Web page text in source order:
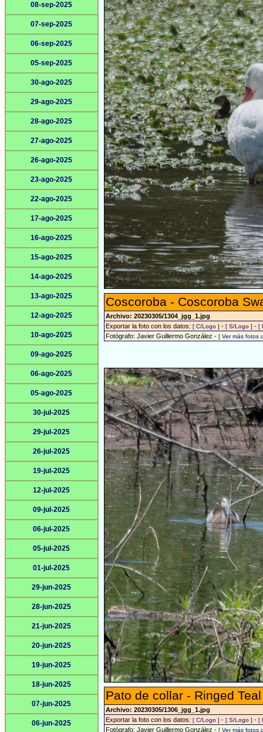
08-sep-2025
07-sep-2025
06-sep-2025
05-sep-2025
30-ago-2025
29-ago-2025
28-ago-2025
27-ago-2025
26-ago-2025
23-ago-2025
22-ago-2025
17-ago-2025
16-ago-2025
15-ago-2025
14-ago-2025
13-ago-2025
12-ago-2025
10-ago-2025
09-ago-2025
06-ago-2025
05-ago-2025
30-jul-2025
29-jul-2025
26-jul-2025
19-jul-2025
12-jul-2025
09-jul-2025
06-jul-2025
05-jul-2025
01-jul-2025
29-jun-2025
28-jun-2025
21-jun-2025
20-jun-2025
19-jun-2025
18-jun-2025
07-jun-2025
06-jun-2025
Coscoroba - Coscoroba
Archivo: 20230305/1304_jgg_1.jpg
Exportar la foto con los datos: [ C/Logo ] - [ S/Logo ] - [
Fotógrafo: Javier Guillermo González - [ Ver más fotos
Pato de collar - Ringed
Archivo: 20230305/1306_jgg_1.jpg
Exportar la foto con los datos: [ C/Logo ] - [ S/Logo ] - [
Fotógrafo: Javier Guillermo González - [ Ver más fotos